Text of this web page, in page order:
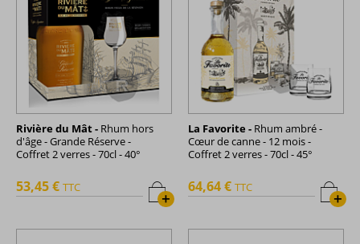
Rivière du Mât - Rhum hors
d'âge - Grande Réserve -
Coffret 2 verres - 70cl - 40°
+
53,45 € TTC
La Favorite - Rhum ambré -
Cœur de canne - 12 mois -
Coffret 2 verres - 70cl - 45°
+
64,64 € TTC